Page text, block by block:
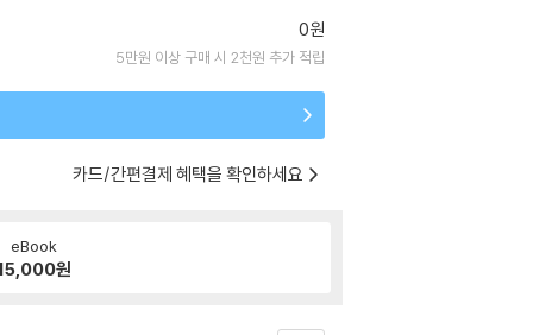
0원
5만원 이상 구매 시 2천원 추가 적립
카드/간편결제 혜택을 확인하세요
eBook
원